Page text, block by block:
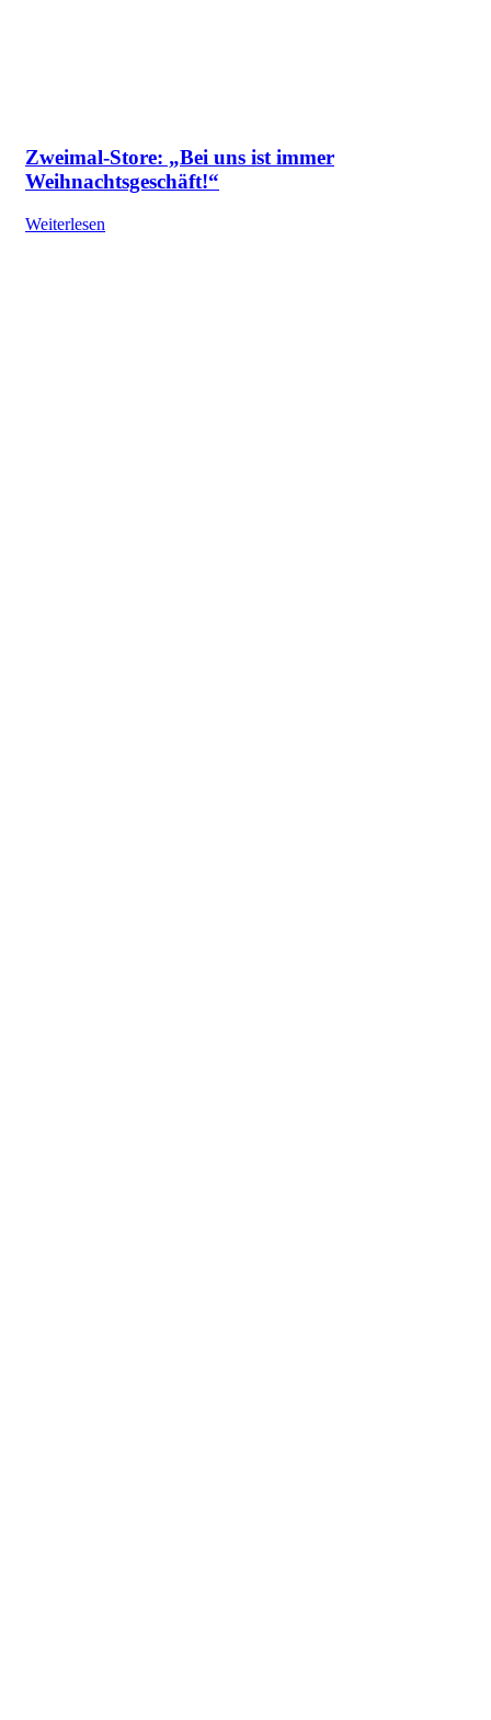
Zweimal-Store: „Bei uns ist immer
Weihnachtsgeschäft!“
Weiterlesen